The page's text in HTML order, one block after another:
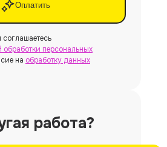
Оплатить
обработки персональных
на обработку данных
работа?